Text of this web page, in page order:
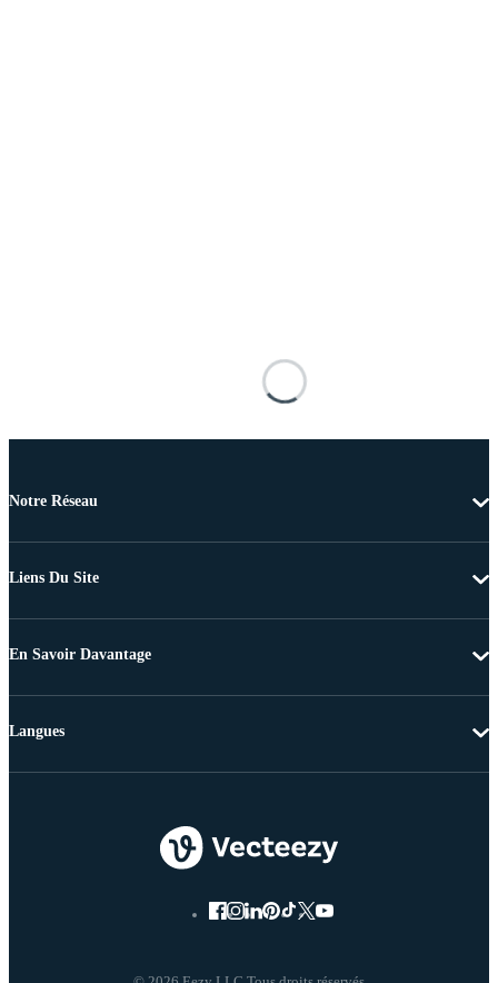
Notre Réseau
Liens Du Site
En Savoir Davantage
Langues